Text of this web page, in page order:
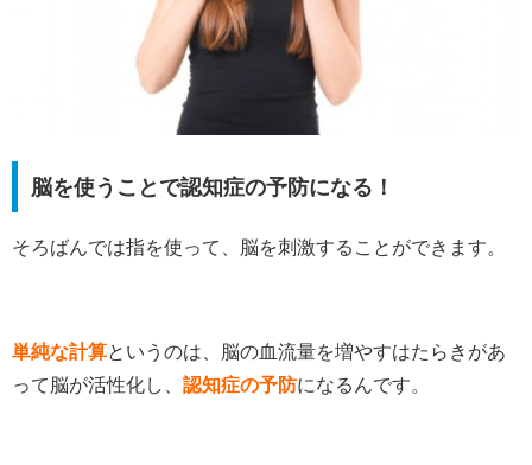
脳を使うことで認知症の予防になる！
そろばんでは指を使って、脳を刺激することができます。
単純な計算というのは、脳の血流量を増やすはたらきがあ
って脳が活性化し、 認知症の予防になるんです。